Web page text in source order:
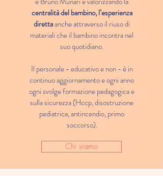
centralità del bambino, l’esperienza
direttaanche attraverso il riuso di
materiali che il bambino incontra nel
suo quotidiano.
Il personale - educativo e non - è in
continuo aggiornamento e ogni anno
ogni svolge formazione pedagogica e
sulla sicurezza (Hccp, disostruzione
pediatrica, antincendio, primo
soccorso).
Chi siamo